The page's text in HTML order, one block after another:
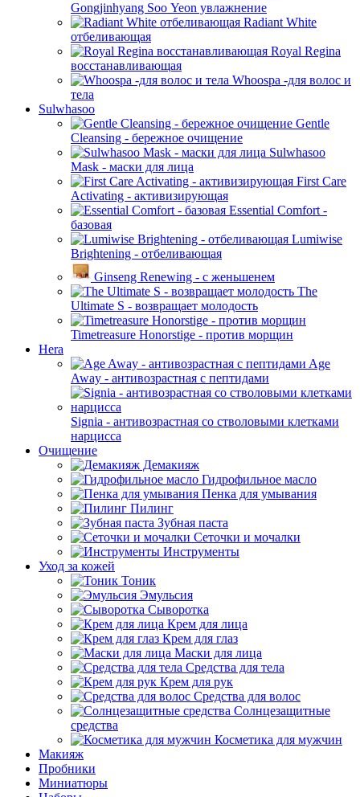
Gongjinhyang Soo Yeon увлажнение
Radiant White
отбеливающая
Royal Regina
восстанавливающая
Whoospa -для волос и
тела
Sulwhasoo
Gentle
Cleansing - бережное очищение
Sulwhasoo
Mask - маски для лица
First Care
Activating - активизирующая
Essential Comfort -
базовая
Lumiwise
Brightening - отбеливающая
Ginseng Renewing - с женьшенем
The
Ultimate S - возвращает молодость
Timetreasure Honorstige - против морщин
Hera
Age
Away - антивозрастная с пептидами
Signia - антивозрастная со стволовыми клетками
нарцисса
Очищение
Демакияж
Гидрофильное масло
Пенка для умывания
Пилинг
Зубная паста
Сеточки и мочалки
Инструменты
Уход за кожей
Тоник
Эмульсия
Сыворотка
Крем для лица
Крем для глаз
Маски для лица
Средства для тела
Крем для рук
Средства для волос
Солнцезащитные
средства
Косметика для мужчин
Макияж
Пробники
Миниатюры